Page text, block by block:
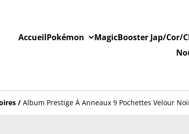
AccueilPokémon MagicBooster Jap/Cor/
/ Album Prestige À Anneaux 9 Pochettes Velour